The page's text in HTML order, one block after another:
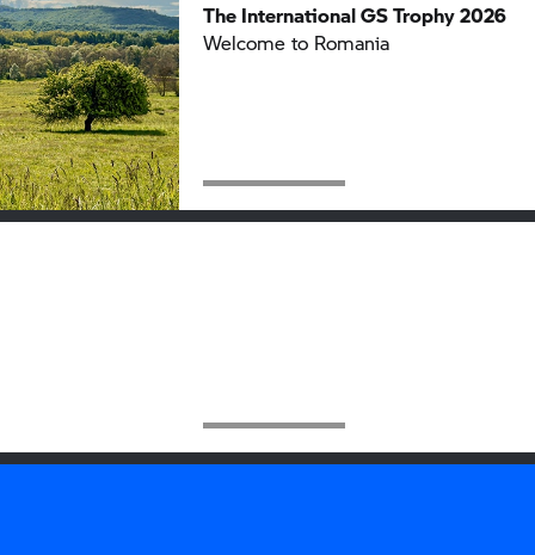
The InternationalGS Trophy2026
Welcome to Romania